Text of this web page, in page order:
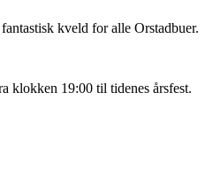
kveld for alle Orstadbuer.
klokken 19:00 til tidenes årsfest.